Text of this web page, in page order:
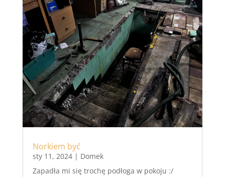
Norkiem być
sty 11, 2024| Domek
Zapadła mi się trochę podłoga w pokoju :/